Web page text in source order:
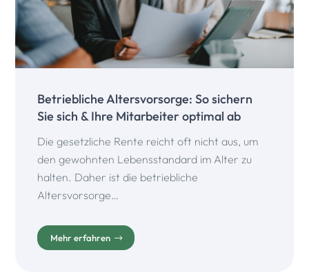
Betriebliche Altersvorsorge: So sichern
Sie sich & Ihre Mitarbeiter optimal ab
Die gesetzliche Rente reicht oft nicht aus, um
den gewohnten Lebensstandard im Alter zu
halten. Daher ist die betriebliche
Altersvorsorge…
Mehr erfahren